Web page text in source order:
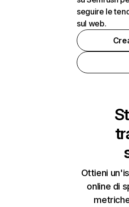
seguire le
sul web.
Ottieni
online di